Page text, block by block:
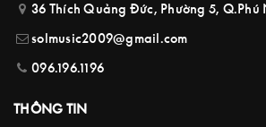
36 Thích Quảng Đức, Phường 5, Q.Phú
solmusic2009@gmail.com
096.196.1196
THÔNG TIN